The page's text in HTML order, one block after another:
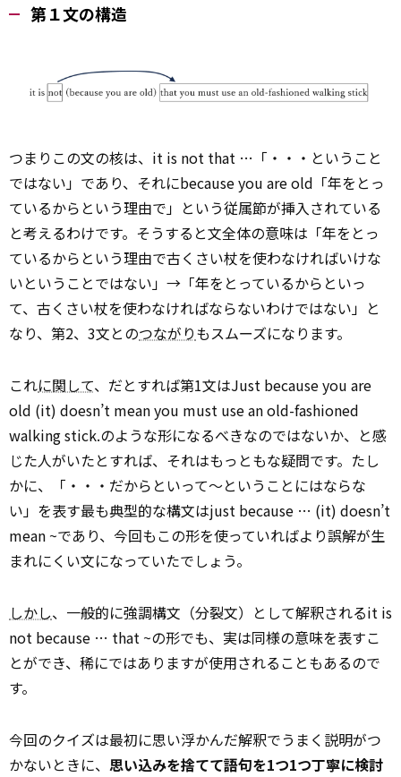
第１文の構造
つまりこの文の核は、it is not that …「・・・ということ
ではない」であり、それにbecause you are old「年をとっ
ているからという理由で」という従属節が挿入されている
と考えるわけです。そうすると文全体の意味は「年をとっ
ているからという理由で古くさい杖を使わなければいけな
いということではない」→「年をとっているからといっ
て、古くさい杖を使わなければならないわけではない」と
なり、第2、3文とのつながりもスムーズになります。
これに関して、だとすれば第1文はJust because you are
old (it) doesn’t mean you must use an old-fashioned
walking stick.のような形になるべきなのではないか、と感
じた人がいたとすれば、それはもっともな疑問です。たし
かに、「・・・だからといって～ということにはならな
い」を表す最も典型的な構文はjust because … (it) doesn’t
mean ~であり、今回もこの形を使っていればより誤解が生
まれにくい文になっていたでしょう。
しかし、一般的に強調構文（分裂文）として解釈されるit is
not because … that ~の形でも、実は同様の意味を表すこ
とができ、稀にではありますが使用されることもあるので
す。
今回のクイズは最初に思い浮かんだ解釈でうまく説明がつ
かないときに、 思い込みを捨てて語句を1つ1つ丁寧に検討